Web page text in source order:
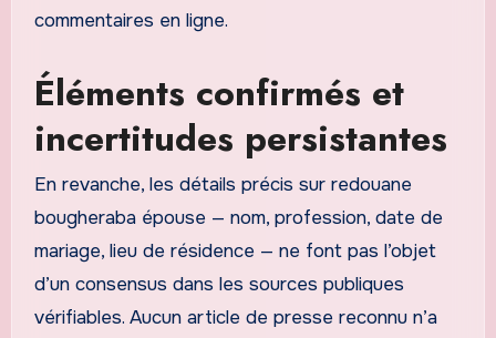
commentaires en ligne.
Éléments confirmés et
incertitudes persistantes
En revanche, les détails précis sur redouane
bougheraba épouse — nom, profession, date de
mariage, lieu de résidence — ne font pas l’objet
d’un consensus dans les sources publiques
vérifiables. Aucun article de presse reconnu n’a